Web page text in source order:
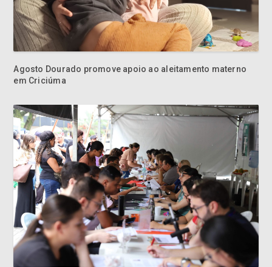
Agosto Dourado promove apoio ao aleitamento materno
em Criciúma